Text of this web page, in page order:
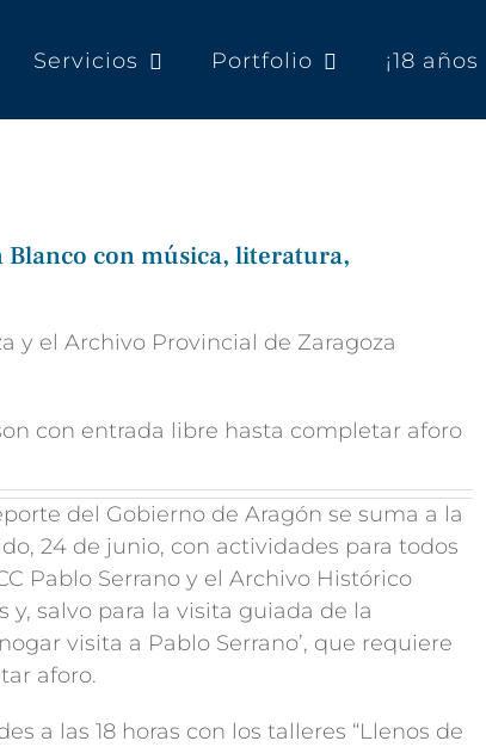
Servicios Portfolio ¡18
Blanco con música, literatura,
y el Archivo Provincial de Zaragoza
con entrada libre hasta completar aforo
del Gobierno de Aragón se suma a la
24 de junio, con actividades para todos
Pablo Serrano y el Archivo Histórico
y, salvo para la visita guiada de la
visita a Pablo Serrano’, que requiere
aforo.
a las 18 horas con los talleres “Llenos de